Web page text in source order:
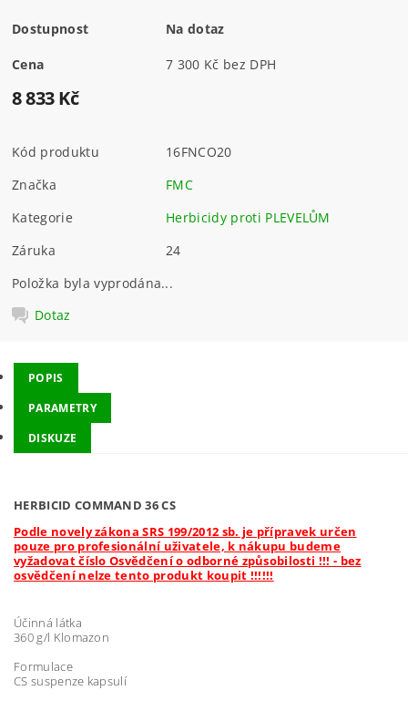
Dostupnost Na dotaz
Cena 7 300 Kč bez DPH
8 833 Kč
Kód produktu
16FNCO20
Značka
FMC
Kategorie
Herbicidy proti PLEVELŮM
Záruka
24
Položka byla vyprodána...
Dotaz
POPIS
PARAMETRY
DISKUZE
HERBICID COMMAND 36 CS
Podle novely zákona SRS 199/2012 sb. je přípravek určen
pouze pro profesionální uživatele, k nákupu budeme
vyžadovat číslo Osvědčení o odborné způsobilosti !!! - bez
osvědčení nelze tento produkt koupit !!!!!!
Účinná látka
360 g/l Klomazon
Formulace
CS suspenze kapsulí